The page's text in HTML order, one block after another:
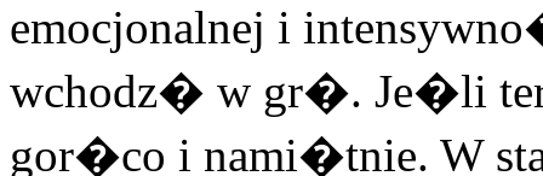
emocjonalnej i
wchodz� w gr�. Je�li
gor�co i nami�tnie. W